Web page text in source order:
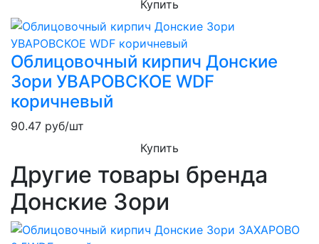
Купить
Облицовочный кирпич Донские
Зори УВАРОВСКОЕ WDF
коричневый
90.47 руб/шт
Купить
Другие товары бренда
Донские Зори